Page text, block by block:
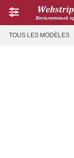
TOUS LES MODÈLES